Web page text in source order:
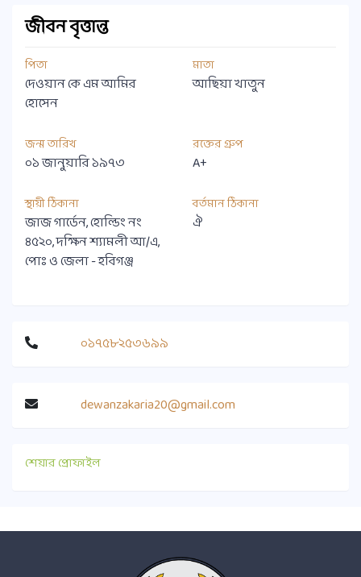
জীবন বৃত্তান্ত
পিতা
দেওয়ান কে এম আমির
হোসেন
মাতা
আছিয়া খাতুন
জন্ম তারিখ
০১ জানুয়ারি ১৯৭৩
রক্তের গ্রুপ
A+
স্থায়ী ঠিকানা
জাজ গার্ডেন, হোল্ডিং নং
৪৫২০, দক্ষিন শ্যামলী আ/এ,
পোঃ ও জেলা - হবিগঞ্জ
বর্তমান ঠিকানা
ঐ
০১৭৫৮২৫৩৬৯৯
dewanzakaria20@gmail.com
শেয়ার প্রোফাইল